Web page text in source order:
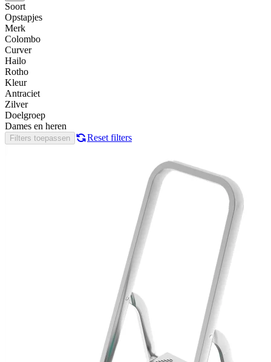
Soort
Opstapjes
Merk
Colombo
Curver
Hailo
Rotho
Kleur
Antraciet
Zilver
Doelgroep
Dames en heren
Filters toepassen Reset filters